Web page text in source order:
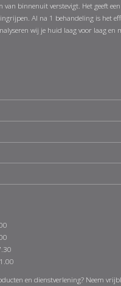
van binnenuit verstevigt. Het geeft
Al na 1 behandeling is het
wij je huid laag voor laag en
en dienstverlening? Neem